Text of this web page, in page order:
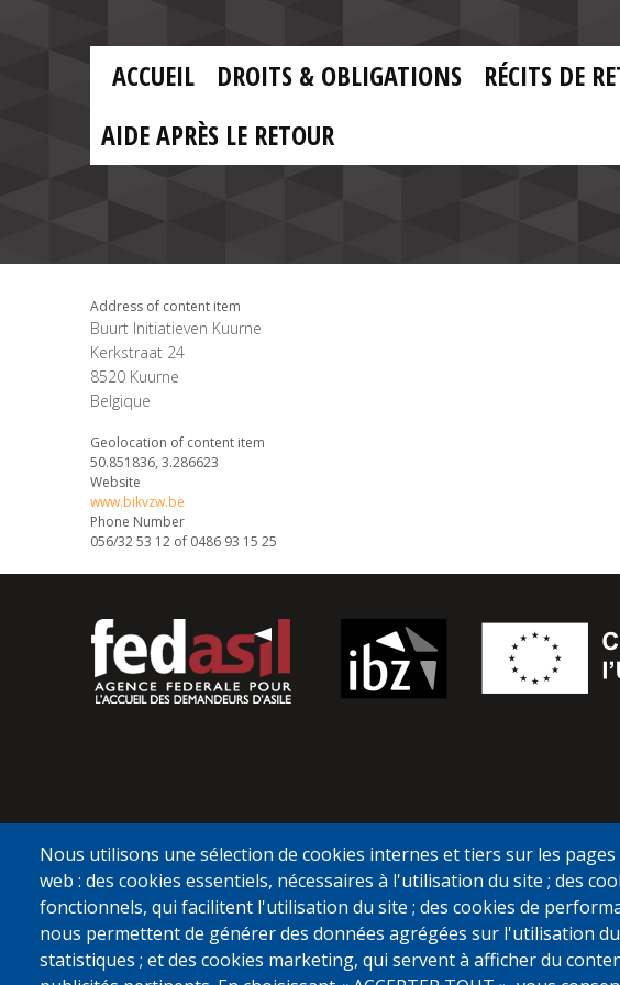
MAIN
MENU
FR
ACCUEIL DROITS & OBLIGATIONS RÉCITS DE
AIDE APRÈS LE RETOUR
Address of content item
Buurt Initiatieven Kuurne
Kerkstraat 24
8520 Kuurne
Belgique
Geolocation of content item
50.851836, 3.286623
Website
www.bikvzw.be
Phone Number
056/32 53 12 of 0486 93 15 25
Nous utilisons une sélection de cookies internes et tiers sur les pages
web : des cookies essentiels, nécessaires à l'utilisation du site ; des
fonctionnels, qui facilitent l'utilisation du site ; des cookies de
nous permettent de générer des données agrégées sur l'utilisation
statistiques ; et des cookies marketing, qui servent à afficher du